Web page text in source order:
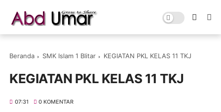
Beranda SMK Islam 1 Blitar KEGIATAN PKL KELAS 11 TKJ
KEGIATAN PKL KELAS 11 TKJ
07:31 0 KOMENTAR